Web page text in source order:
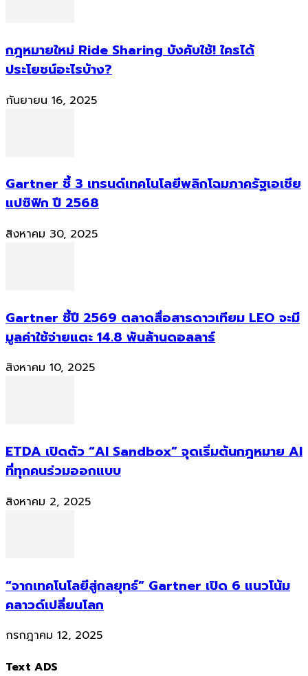
กฎหมายใหม่ Ride Sharing บังคับใช้! ใครได้
ประโยชน์อะไรบ้าง?
กันยายน 16, 2025
Gartner ชี้ 3 เทรนด์เทคโนโลยีพลิกโฉมภาครัฐเอเชีย
แปซิฟิก ปี 2568
สิงหาคม 30, 2025
Gartner ชี้ปี 2569 ตลาดสื่อสารดาวเทียม LEO จะมี
มูลค่าใช้จ่ายแตะ 14.8 พันล้านดอลลาร์
สิงหาคม 10, 2025
ETDA เปิดตัว “AI Sandbox” จุดเริ่มต้นกฎหมาย AI
ที่ทุกคนร่วมออกแบบ
สิงหาคม 2, 2025
“จากเทคโนโลยีสู่กลยุทธ์” Gartner เปิด 6 แนวโน้ม
คลาวด์เปลี่ยนโลก
กรกฎาคม 12, 2025
Text ADS